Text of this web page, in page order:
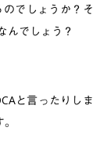
でしょうか？そ
んでしょう？
と言ったりしま